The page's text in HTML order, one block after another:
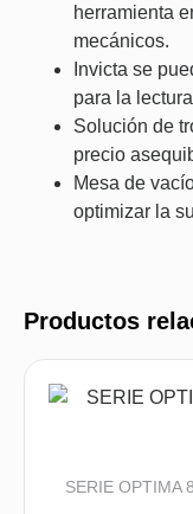
herramienta
mecánicos.
Invicta se
para la
Solución de
precio
Mesa de
optimizar la
Productos
SERIE OPTIMA